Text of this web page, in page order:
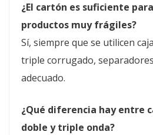
¿El cartón es suficiente
productos muy frágiles?
Sí, siempre que se utilicen
triple corrugado,
adecuado.
¿Qué diferencia hay entre
doble y triple onda?